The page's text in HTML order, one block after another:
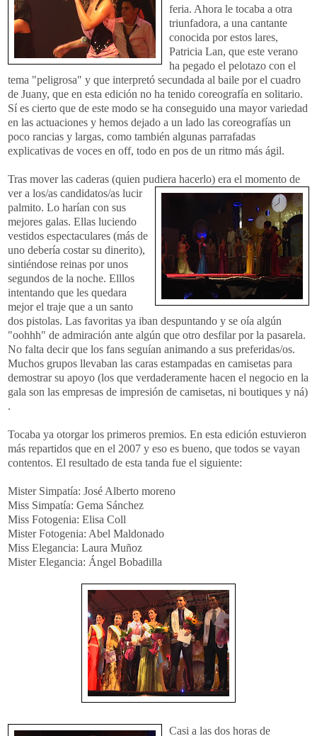
feria. Ahora le tocaba a otra
triunfadora, a una cantante
conocida por estos lares,
Patricia Lan, que este verano
ha pegado el pelotazo con el
tema "peligrosa" y que interpretó secundada al baile por el cuadro
de Juany, que en esta edición no ha tenido coreografía en solitario.
Sí es cierto que de este modo se ha conseguido una mayor variedad
en las actuaciones y hemos dejado a un lado las coreografías un
poco rancias y largas, como también algunas parrafadas
explicativas de voces en off, todo en pos de un ritmo más ágil.
Tras mover las caderas (quien pudiera hacerlo) era el momento de
ver a los/as candidatos/as lucir
palmito. Lo harían con sus
mejores galas. Ellas luciendo
vestidos espectaculares (más de
uno debería costar su dinerito),
sintiéndose reinas por unos
segundos de la noche. Elllos
intentando que les quedara
mejor el traje que a un santo
dos pistolas. Las favoritas ya iban despuntando y se oía algún
"oohhh" de admiración ante algún que otro desfilar por la pasarela.
No falta decir que los fans seguían animando a sus preferidas/os.
Muchos grupos llevaban las caras estampadas en camisetas para
demostrar su apoyo (los que verdaderamente hacen el negocio en la
gala son las empresas de impresión de camisetas, ni boutiques y ná)
.
Tocaba ya otorgar los primeros premios. En esta edición estuvieron
más repartidos que en el 2007 y eso es bueno, que todos se vayan
contentos. El resultado de esta tanda fue el siguiente:
Mister Simpatía: José Alberto moreno
Miss Simpatía: Gema Sánchez
Miss Fotogenia: Elisa Coll
Mister Fotogenia: Abel Maldonado
Miss Elegancia: Laura Muñoz
Mister Elegancia: Ángel Bobadilla
Casi a las dos horas de